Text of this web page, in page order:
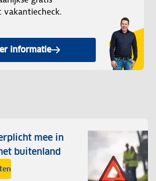
vakantiecheck.
informatie
mee in
buitenland